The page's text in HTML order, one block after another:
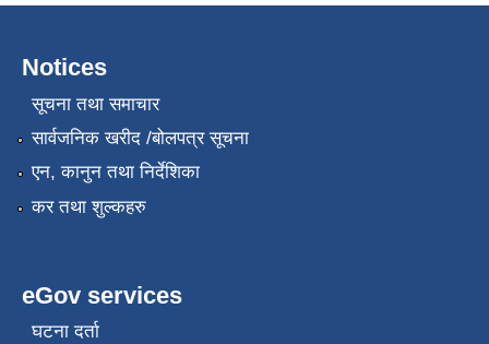
Notices
सूचना तथा समाचार
सार्वजनिक खरीद /बोलपत्र सूचना
एन, कानुन तथा निर्देशिका
कर तथा शुल्कहरु
eGov services
घटना दर्ता